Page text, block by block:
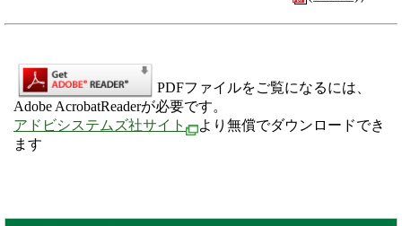
PDFファイルをご覧になるには、
Adobe AcrobatReaderが必要です。
アドビシステムズ社サイト
より無償でダウンロードでき
ます